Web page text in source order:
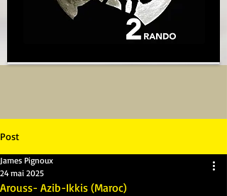
Post
Arouss- Azib-Ikkis (Maroc)
James Pignoux
24 mai 2025